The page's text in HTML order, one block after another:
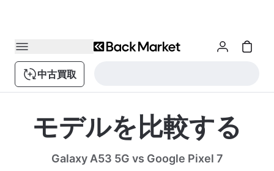
中古買取
モデルを比較する
Galaxy A53 5G vs Google Pixel 7